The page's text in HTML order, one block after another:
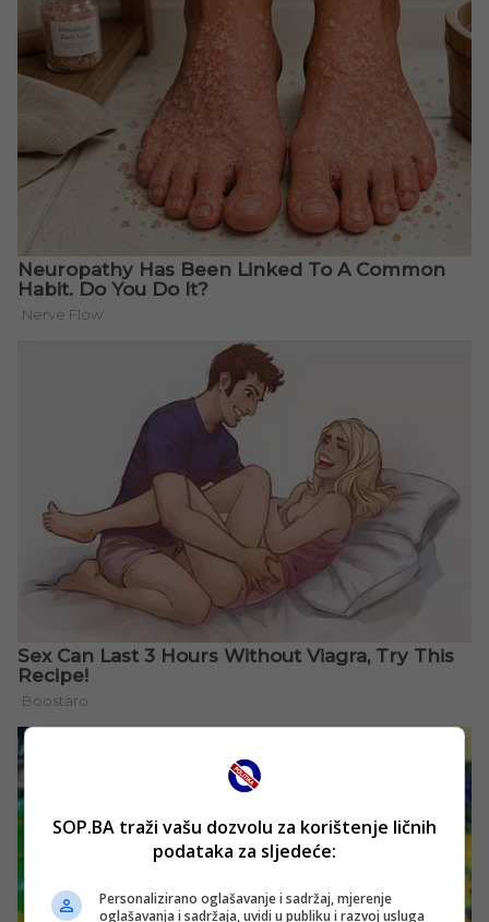
SOP.BA traži vašu dozvolu za korištenje ličnih
podataka za sljedeće:
Personalizirano oglašavanje i sadržaj, mjerenje
oglašavanja i sadržaja, uvidi u publiku i razvoj usluga